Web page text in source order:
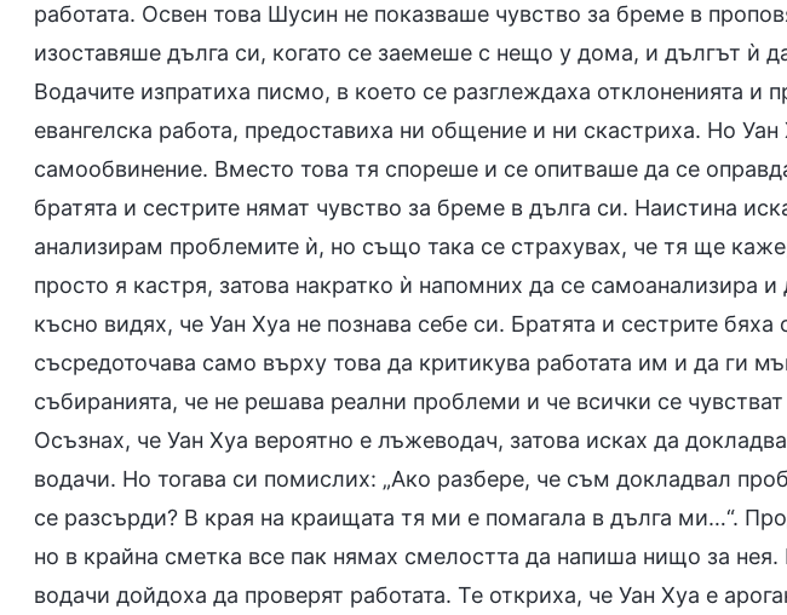
работата. Освен това Шусин не показваше чувство за бреме в
изоставяше дълга си, когато се заемеше с нещо у дома, и дългът ѝ
Водачите изпратиха писмо, в което се разглеждаха отклоненията и
евангелска работа, предоставиха ни общение и ни скастриха. Но
самообвинение. Вместо това тя спореше и се опитваше да се
братята и сестрите нямат чувство за бреме в дълга си. Наистина
анализирам проблемите ѝ, но също така се страхувах, че тя ще
просто я кастря, затова накратко ѝ напомних да се самоанализира
късно видях, че Уан Хуа не познава себе си. Братята и сестрите
съсредоточава само върху това да критикува работата им и да ги
събиранията, че не решава реални проблеми и че всички се
Осъзнах, че Уан Хуа вероятно е лъжеводач, затова исках да
водачи. Но тогава си помислих: „Ако разбере, че съм докладвал
се разсърди? В края на краищата тя ми е помагала в дълга ми…“.
но в крайна сметка все пак нямах смелостта да напиша нищо за
водачи дойдоха да проверят работата. Те откриха, че Уан Хуа е